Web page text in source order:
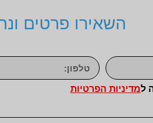
השאירו פרטים
למדיניות הפרטיות